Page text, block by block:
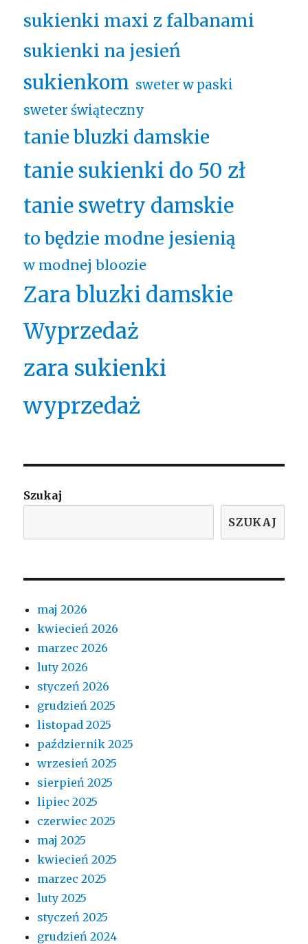
sukienki maxi z falbanami
sukienki na jesień
sukienkom sweter w paski
sweter świąteczny
tanie bluzki damskie
tanie sukienki do 50 zł
tanie swetry damskie
to będzie modne jesienią
w modnej bloozie
Zara bluzki damskie
Wyprzedaż
zara sukienki
wyprzedaż
Szukaj
SZUKAJ
maj 2026
kwiecień 2026
marzec 2026
luty 2026
styczeń 2026
grudzień 2025
listopad 2025
październik 2025
wrzesień 2025
sierpień 2025
lipiec 2025
czerwiec 2025
maj 2025
kwiecień 2025
marzec 2025
luty 2025
styczeń 2025
grudzień 2024